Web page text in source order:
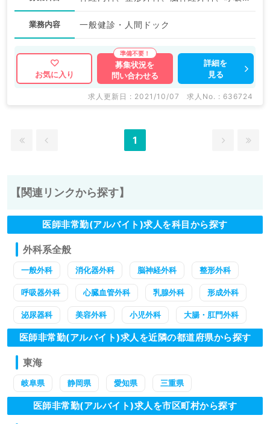
業務内容 一般健診・人間ドック
お気に入り
募集状況を
問い合わせる
詳細を
見る
求人更新日 : 2021/10/07 求人No. : 636724
1
【関連リンクから探す】
医師非常勤(アルバイト)求人を科目から探す
外科系全般
一般外科 消化器外科 脳神経外科 整形外科
呼吸器外科 心臓血管外科 乳腺外科 形成外科
泌尿器科 美容外科 小児外科 大腸・肛門外科
医師非常勤(アルバイト)求人を近隣の都道府県から探す
東海
岐阜県 静岡県 愛知県 三重県
医師非常勤(アルバイト)求人を市区町村から探す